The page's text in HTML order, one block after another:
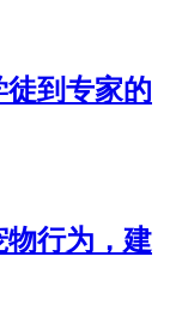
到专家的
物行为，建